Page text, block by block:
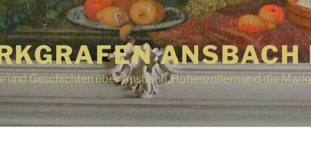
ANSBACH
und Geschichten über Ansbach, Hohenzollern und die